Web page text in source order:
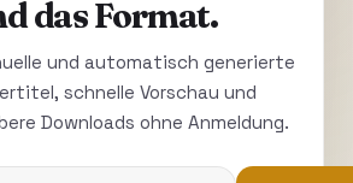
das Format.
und automatisch generierte
schnelle Vorschau und
Downloads ohne Anmeldung.